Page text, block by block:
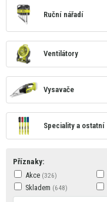
Ruční nářadí
Ventilátory
Vysavače
Speciality a ostatní
Příznaky:
Akce
Skladem